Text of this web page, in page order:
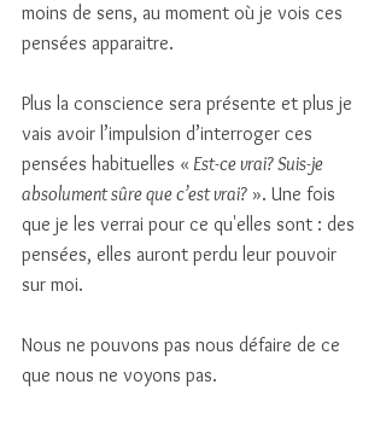
moins de sens, au moment où je vois ces
pensées apparaitre.
Plus la conscience sera présente et plus je
vais avoir l’impulsion d’interroger ces
pensées habituelles « Est-ce vrai? Suis-je
absolument sûre que c’est vrai? ». Une fois
que je les verrai pour ce qu'elles sont : des
pensées, elles auront perdu leur pouvoir
sur moi.
Nous ne pouvons pas nous défaire de ce
que nous ne voyons pas.